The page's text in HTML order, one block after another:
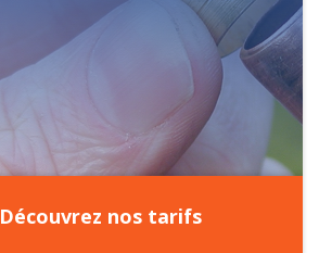
Découvrez nos tarifs